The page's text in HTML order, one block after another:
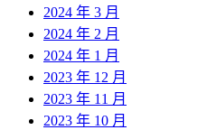
2024 年 3 月
2024 年 2 月
2024 年 1 月
2023 年 12 月
2023 年 11 月
2023 年 10 月